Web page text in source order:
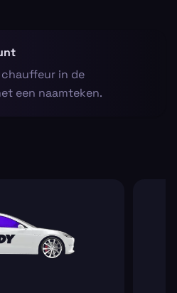
in de
een naamteken.